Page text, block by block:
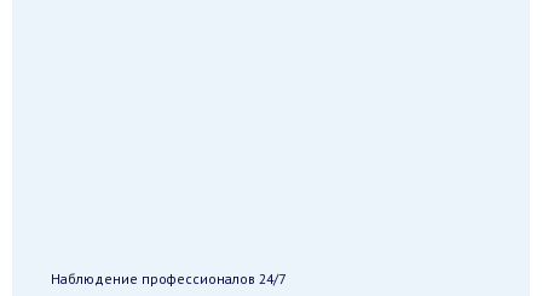
Наблюдение профессионалов 24/7